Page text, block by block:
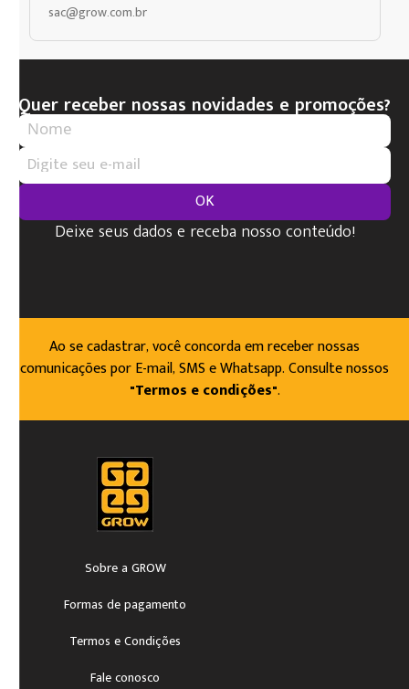
sac@grow.com.br
Quer receber nossas novidades e promoções?
OK
Deixe seus dados e receba nosso conteúdo!
Ao se cadastrar, você concorda em receber nossas
comunicações por E-mail, SMS e Whatsapp. Consulte nossos
"Termos e condições".
Sobre a GROW
Formas de pagamento
Termos e Condições
Fale conosco